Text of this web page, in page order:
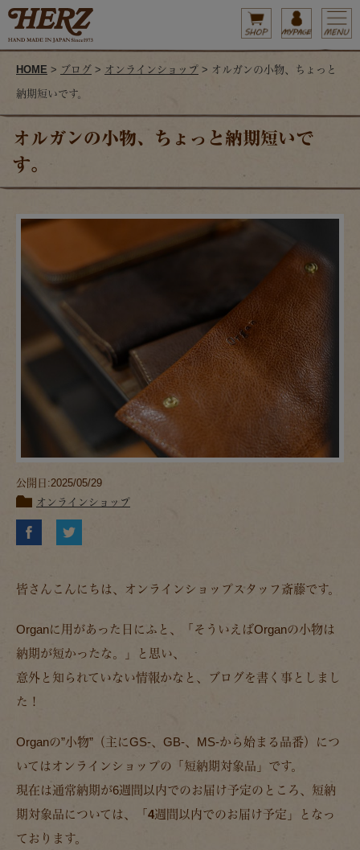
HOME > ブログ > オンラインショップ > オルガンの小物、ちょっと
納期短いです。
オルガンの小物、ちょっと納期短いで
す。
公開日:2025/05/29
オンラインショップ
皆さんこんにちは、オンラインショップスタッフ斎藤です。
Organに用があった日にふと、「そういえばOrganの小物は
納期が短かったな。」と思い、
意外と知られていない情報かなと、ブログを書く事としまし
た！
Organの”小物”（主にGS-、GB-、MS-から始まる品番）につ
いてはオンラインショップの「短納期対象品」です。
現在は通常納期が6週間以内でのお届け予定のところ、 短納
期対象品については、「4週間以内でのお届け予定」
となっ
ております。